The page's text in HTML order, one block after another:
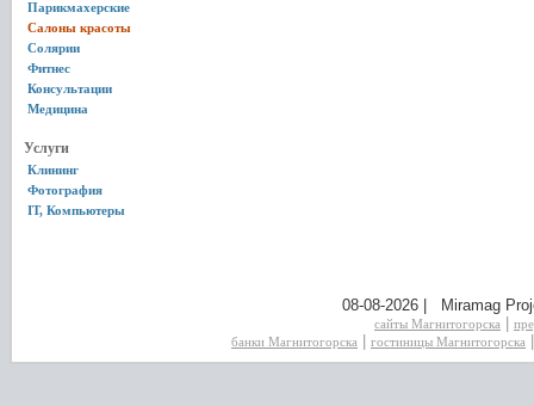
Парикмахерские
Салоны красоты
Солярии
Фитнес
Консультации
Медицина
Услуги
Клининг
Фотография
IT, Компьютеры
08-08-2026 | Miramag
сайты Магнитогорска
банки Магнитогорска
гостиницы Магнитогорска